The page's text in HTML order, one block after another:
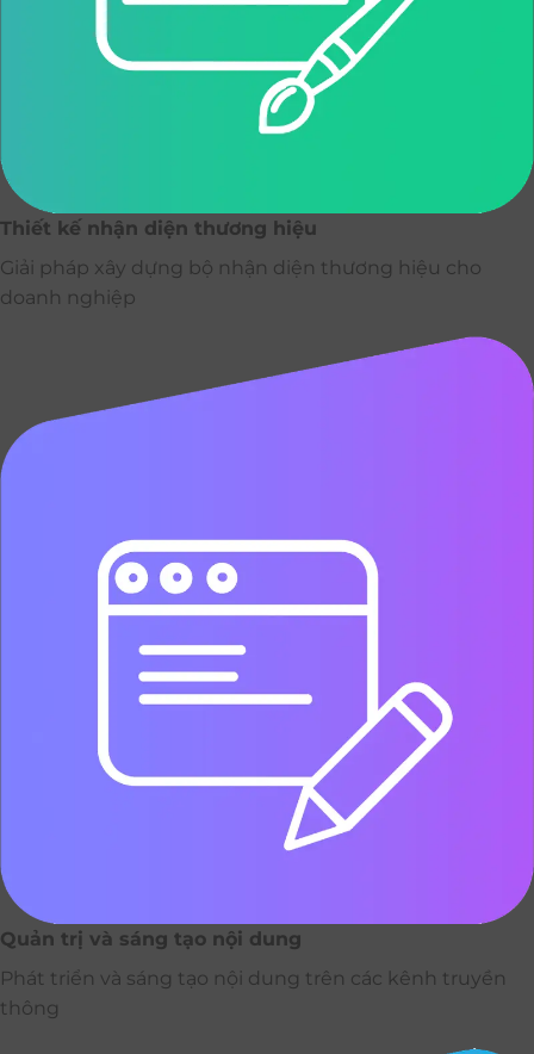
Thiết kế nhận diện thương hiệu
Giải pháp xây dựng bộ nhận diện thương hiệu cho
doanh nghiệp
Quản trị và sáng tạo nội dung
Phát triển và sáng tạo nội dung trên các kênh truyền
thông